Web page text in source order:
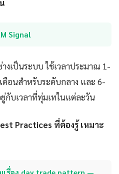
Signal
งเป็นระบบ ใช้เวลาประมาณ 1-
อนสำหรับระดับกลาง และ 6-
กับเวลาที่ทุ่มเทในแต่ละวัน
Practices ที่ต้องรู้ เหมาะ